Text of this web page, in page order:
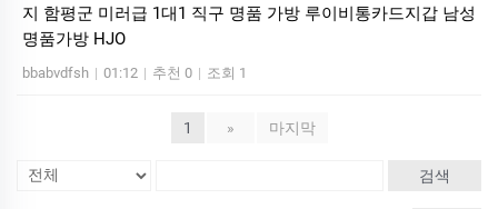
지 함평군 미러급 1대1 직구 명품 가방 루이비통카드지갑 남성
명품가방 HJO
bbabvdfsh | 01:12 | 추천 0 | 조회 1
1 » 마지막
검색